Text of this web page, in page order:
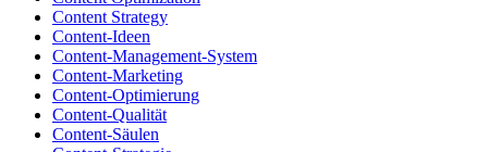
Content Strategy
Content-Ideen
Content-Management-System
Content-Marketing
Content-Optimierung
Content-Qualität
Content-Säulen